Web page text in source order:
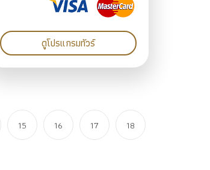
ดูโปรแกรมทัวร์
15 16 17 18